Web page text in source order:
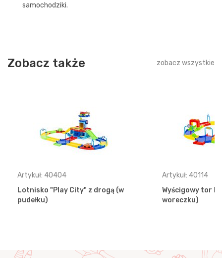
samochodziki.
Zobacz także zobacz wszystkie
Artykuł: 40404
Lotnisko "Play City" z drogą (w
pudełku)
Artykuł: 40114
Wyścigowy tor
woreczku)